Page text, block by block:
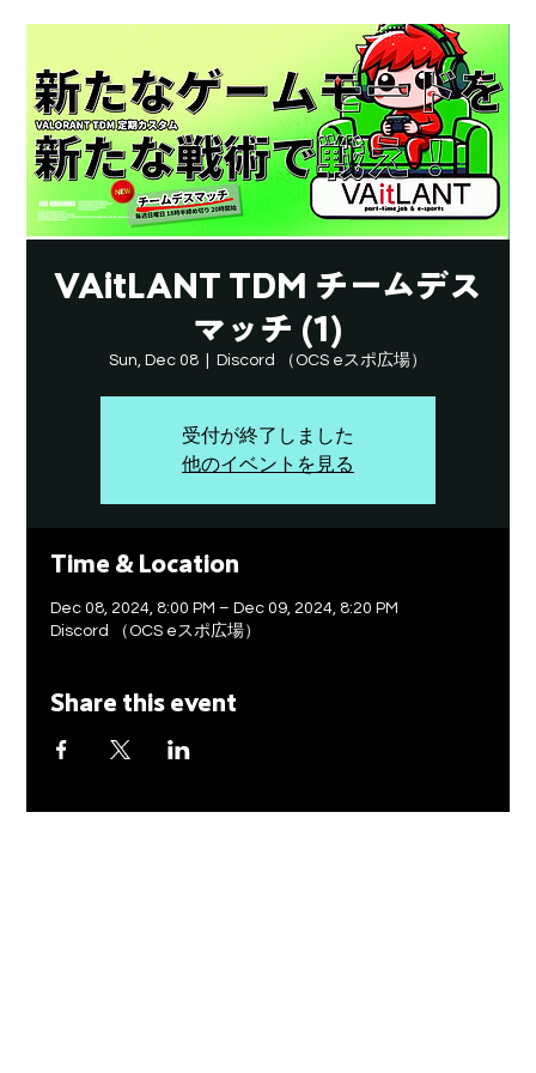
VAitLANT TDM チームデス
マッチ (1)
Sun, Dec 08 Discord （OCS eスポ広場）
受付が終了しました
他のイベントを見る
Time & Location
Dec 08, 2024, 8:00 PM – Dec 09, 2024, 8:20 PM
Discord （OCS eスポ広場）
Share this event